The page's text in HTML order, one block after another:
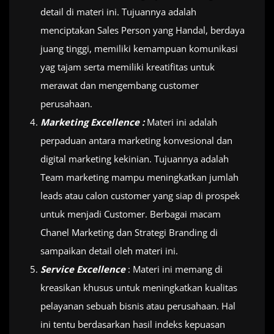
detail di materi ini. Tujuannya adalah
menciptakan Sales Person yang Handal, berdaya
juang tinggi, memiliki kemampuan komunikasi
yag tajam serta memiliki kreatifitas untuk
merawat dan mengembang customer
perusahaan.
Marketing Excellence :Materi ini adalah
perpaduan antara marketing konvesional dan
digital marketing kekinian. Tujuannya adalah
Team marketing mampu meningkatkan jumlah
leads atau calon customer yang siap di prospek
untuk menjadi Customer. Berbagai macam
Chanel Marketing dan Strategi Branding di
sampaikan detail oleh materi ini.
Service Excellence: Materi ini memang di
kreasikan khusus untuk meningkatkan kualitas
pelayanan sebuah bisnis atau perusahaan. Hal
ini tentu berdasarkan hasil indeks kepuasan